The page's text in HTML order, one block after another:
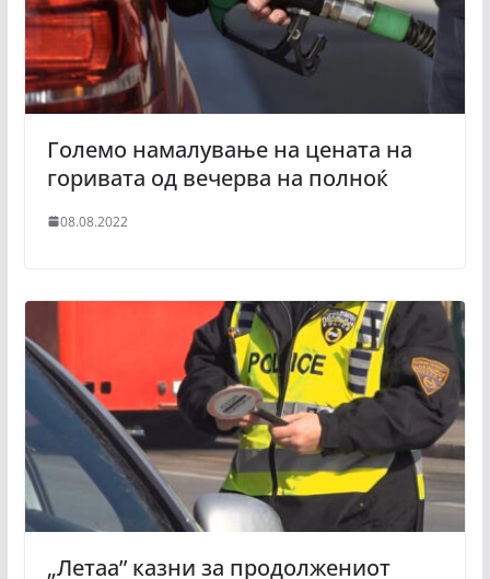
Големо намалување на цената на
горивата од вечерва на полноќ
08.08.2022
„Летаа” казни за продолжениот